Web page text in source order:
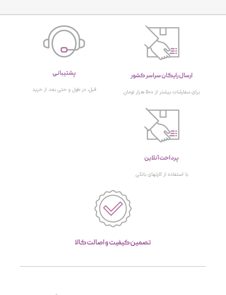
ارسال رایگان سراسر کشور
برای سفارشات بیشتر از 500 هزار تومان
پشتیبانی
قبل، در طول و حتی بعد از خرید
پرداخت آنلاین
با استفاده از کارتهای بانکی
تصمین کیفیت و اصالت کالا